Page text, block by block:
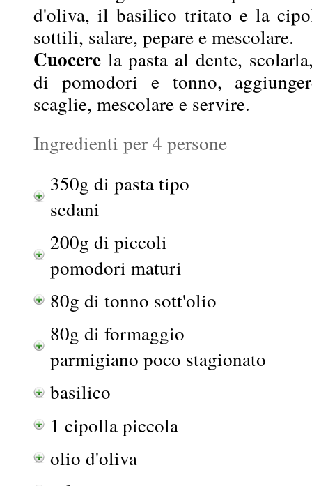
d'oliva, il basilico tritato e la
sottili, salare, pepare e mescolare.
Cuocere la pasta al dente,
di pomodori e tonno,
scaglie, mescolare e servire.
Ingredienti per 4 persone
350g di pasta tipo
sedani
200g di piccoli
pomodori maturi
80g di tonno sott'olio
80g di formaggio
parmigiano poco stagionato
basilico
1 cipolla piccola
olio d'oliva